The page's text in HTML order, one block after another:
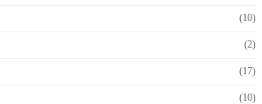
(10)
(2)
(17)
(10)